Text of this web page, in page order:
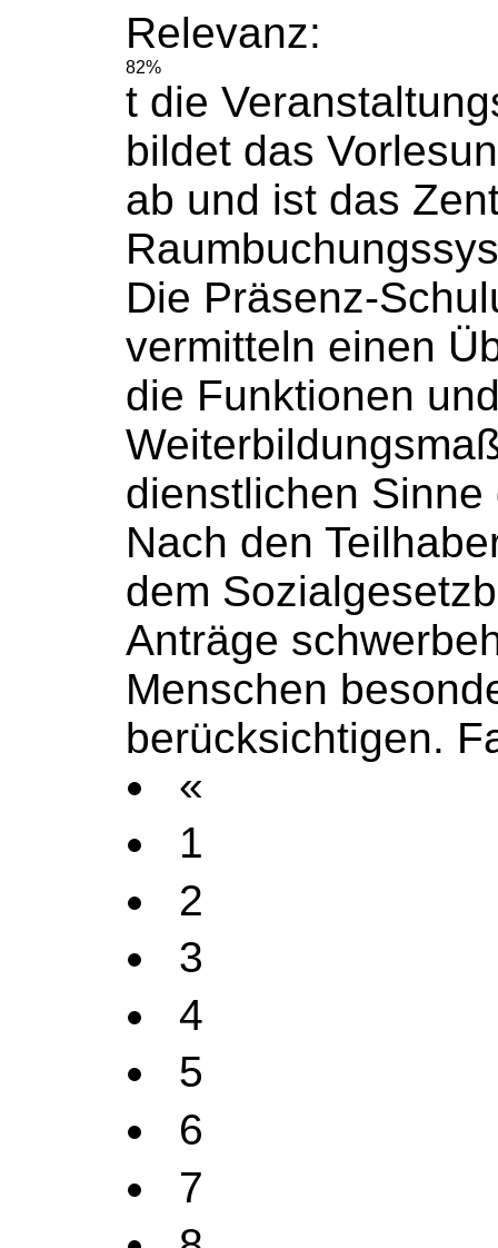
Relevanz:
82%
t die
bildet das
ab und ist das
Die Präsenz-
vermitteln einen
die Funktionen
dienstlichen
Nach den
dem
Anträge
Menschen
berücksichtigen.
«
1
2
3
4
5
6
7